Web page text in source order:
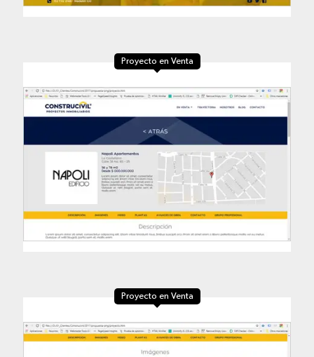
Proyecto en Venta
Proyecto en Venta